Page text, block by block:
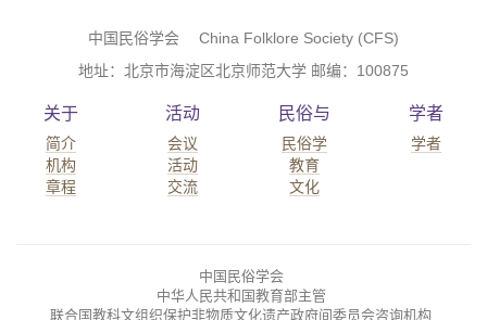
中国民俗学会 China Folklore Society (CFS)
地址：北京市海淀区北京师范大学 邮编：100875
关于
简介
机构
章程
活动
会议
活动
交流
民俗与
民俗学
教育
文化
学者
学者
中国民俗学会
中华人民共和国教育部主管
联合国教科文组织保护非物质文化遗产政府间委员会咨询机构